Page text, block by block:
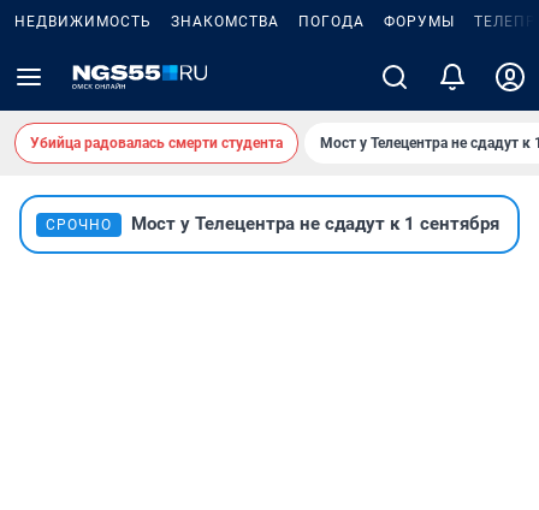
НЕДВИЖИМОСТЬ ЗНАКОМСТВА ПОГОДА ФОРУМЫ
Убийца радовалась смерти студента Мост у Телецентра не сдадут к
СРОЧНО Мост у Телецентра не сдадут к 1 сентября